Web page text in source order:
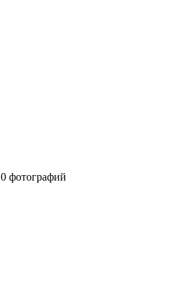
0 фотографий